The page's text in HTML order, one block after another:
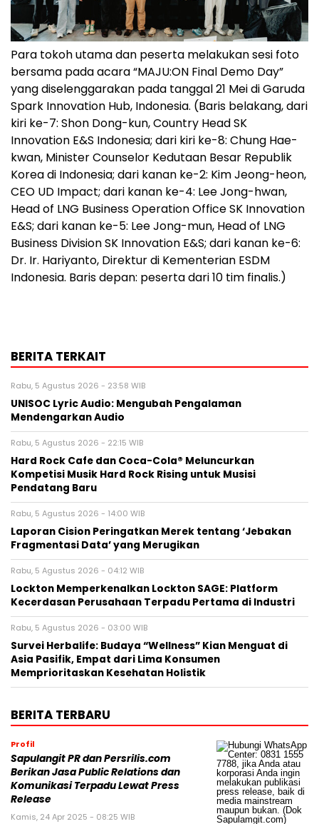
Para tokoh utama dan peserta melakukan sesi foto
bersama pada acara “MAJU:ON Final Demo Day”
yang diselenggarakan pada tanggal 21 Mei di Garuda
Spark Innovation Hub, Indonesia. (Baris belakang, dari
kiri ke-7: Shon Dong-kun, Country Head SK
Innovation E&S Indonesia; dari kiri ke-8: Chung Hae-
kwan, Minister Counselor Kedutaan Besar Republik
Korea di Indonesia; dari kanan ke-2: Kim Jeong-heon,
CEO UD Impact; dari kanan ke-4: Lee Jong-hwan,
Head of LNG Business Operation Office SK Innovation
E&S; dari kanan ke-5: Lee Jong-mun, Head of LNG
Business Division SK Innovation E&S; dari kanan ke-6:
Dr. Ir. Hariyanto, Direktur di Kementerian ESDM
Indonesia. Baris depan: peserta dari 10 tim finalis.)
BERITA TERKAIT
Rabu, 5 Agustus 2026 - 23:58 WIB
UNISOC Lyric Audio: Mengubah Pengalaman
Mendengarkan Audio
Rabu, 5 Agustus 2026 - 22:15 WIB
Hard Rock Cafe dan Coca-Cola® Meluncurkan
Kompetisi Musik Hard Rock Rising untuk Musisi
Pendatang Baru
Rabu, 5 Agustus 2026 - 14:00 WIB
Laporan Cision Peringatkan Merek tentang ‘Jebakan
Fragmentasi Data’ yang Merugikan
Rabu, 5 Agustus 2026 - 04:12 WIB
Lockton Memperkenalkan Lockton SAGE: Platform
Kecerdasan Perusahaan Terpadu Pertama di Industri
Rabu, 5 Agustus 2026 - 03:00 WIB
Survei Herbalife: Budaya “Wellness” Kian Menguat di
Asia Pasifik, Empat dari Lima Konsumen
Memprioritaskan Kesehatan Holistik
BERITA TERBARU
Profil
Sapulangit PR dan Persrilis.com
Berikan Jasa Public Relations dan
Komunikasi Terpadu Lewat Press
Release
Kamis, 24 Apr 2025 - 08:25 WIB